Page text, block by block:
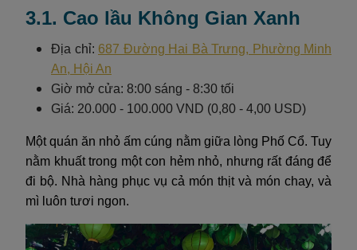
3.1. Cao lầu Không Gian Xanh
Địa chỉ: 687 Đường Hai Bà Trưng, Phường Minh
An, Hội An
Giờ mở cửa: 8:00 sáng - 8:30 tối
Giá: 20.000 - 100.000 VND (0,80 - 4,00 USD)
Một quán ăn nhỏ ấm cúng nằm giữa lòng Phố Cổ. Tuy
nằm khuất trong một con hẻm nhỏ, nhưng rất đáng để
đi bộ. Nhà hàng phục vụ cả món thịt và món chay, và
mì luôn tươi ngon.